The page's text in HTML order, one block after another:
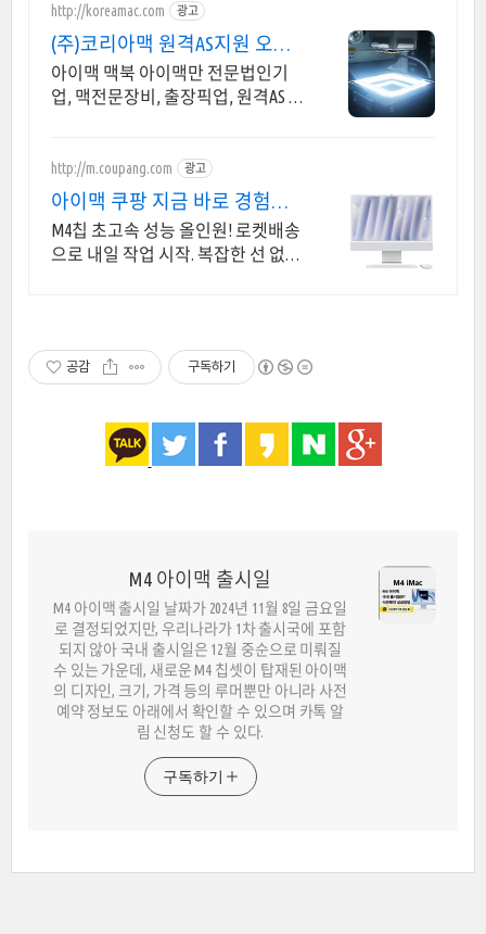
http://koreamac.com 광고
(주)코리아맥 원격AS지원 오직
맥PC 전문기업
아이맥 맥북 아이맥만 전문법인기
업, 맥전문장비, 출장픽업, 원격AS 서
http://m.coupang.com 광고
아이맥 쿠팡 지금 바로 경험하
세요
M4칩 초고속 성능 올인원! 로켓배송
으로 내일 작업 시작. 복잡한 선 없는
공감 구독하기
M4 아이맥 출시일
M4 아이맥 출시일 날짜가 2024년 11월 8일 금요일
로 결정되었지만, 우리나라가 1차 출시국에 포함
되지 않아 국내 출시일은 12월 중순으로 미뤄질
수 있는 가운데, 새로운 M4 칩셋이 탑재된 아이맥
의 디자인, 크기, 가격 등의 루머뿐만 아니라 사전
예약 정보도 아래에서 확인할 수 있으며 카톡 알
림 신청도 할 수 있다.
구독하기